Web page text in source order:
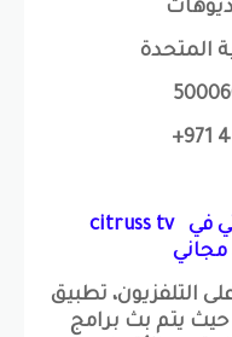
المتحدة
تطبيق
حيث يتم بث برامج